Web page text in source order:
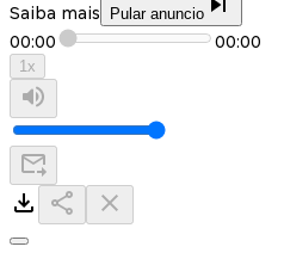
Saiba mais Pular anuncio
00:00 00:00
1x